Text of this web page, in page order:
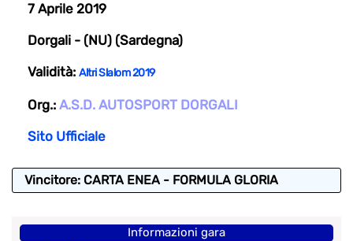
7 Aprile 2019
Dorgali - (NU) (Sardegna)
Validità: Altri Slalom 2019
Org.: A.S.D. AUTOSPORT DORGALI
Sito Ufficiale
Vincitore: CARTA ENEA - FORMULA GLORIA
Informazioni gara